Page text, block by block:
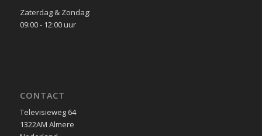
Zaterdag & Zondag:
09:00 - 12:00 uur
CONTACT
Televisieweg 64
1322AM Almere